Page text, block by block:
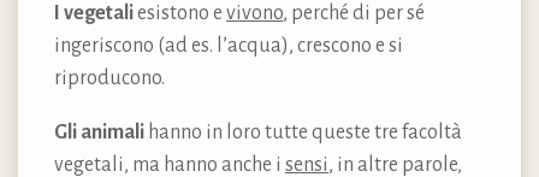
I vegetaliesistono e vivono, perché di per sé
ingeriscono (ad es. l’acqua), crescono e si
riproducono.
Gli animali hanno in loro tutte queste tre facoltà
vegetali, ma hanno anche i sensi, in altre parole,